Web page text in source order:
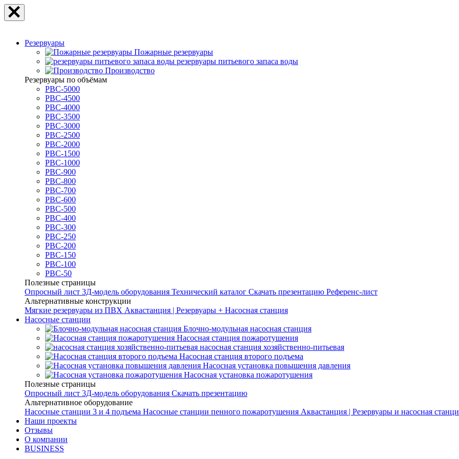
Резервуары
Пожарные резервуары
резервуары питьевого запаса воды
Производство
Резервуары по объёмам
РВС-5000
РВС-4500
РВС-4000
РВС-3500
РВС-3000
РВС-2500
РВС-2000
РВС-1500
РВС-1000
РВС-900
РВС-800
РВС-700
РВС-600
РВС-500
РВС-400
РВС-300
РВС-250
РВС-200
РВС-150
РВС-100
РВС-50
Полезные страницы
Опросный лист 3Д-модель оборудования Технический каталог Скачать презентацию Референс-лист
Альтернативные конструкции
Мягкие резервуары из ПВХ Аквастанция | Резервуары + Насосная станция
Насосные станции
Блочно-модульная насосная станция
Насосная станция пожаротушения
насосная станция хозяйственно-питьевая
Насосная станция второго подъема
Насосная установка повышения давления
Насосная установка пожаротушения
Полезные страницы
Опросный лист 3Д-модель оборудования Скачать презентацию
Альтернативное оборудование
Насосные станции 3 и 4 подъема Насосные станции пенного пожаротушения Аквастанция | Резервуары и насосная
Наши проекты
Отзывы
О компании
BUSINESS